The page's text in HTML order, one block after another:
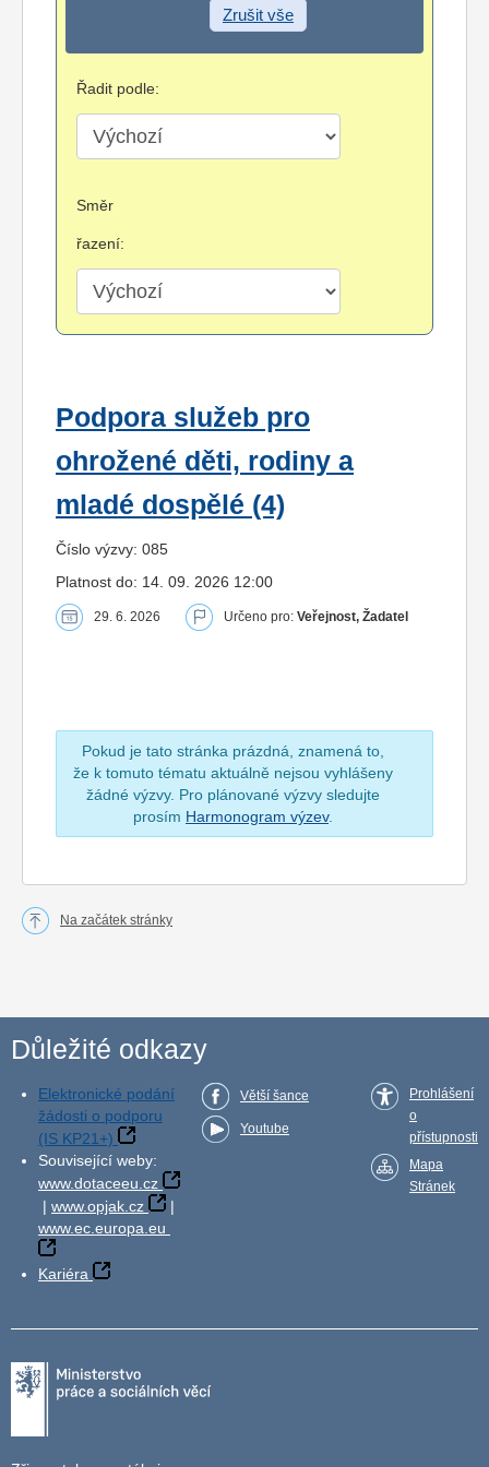
Zrušit vše
Řadit podle:
Směr
řazení:
Podpora služeb pro
ohrožené děti, rodiny a
mladé dospělé (4)
Číslo výzvy: 085
Platnost do: 14. 09. 2026 12:00
29. 6. 2026 Určeno pro: Veřejnost, Žadatel
Pokud je tato stránka prázdná, znamená to,
že k tomuto tématu aktuálně nejsou vyhlášeny
žádné výzvy. Pro plánované výzvy sledujte
prosím Harmonogram výzev.
Na začátek stránky
Důležité odkazy
Elektronické podání
žádosti o podporu
(IS KP21+)
Související weby:
www.dotaceeu.cz
| www.opjak.cz
|
www.ec.europa.eu
Kariéra
Větší šance
Youtube
Prohlášení
o
přístupnosti
Mapa
Stránek